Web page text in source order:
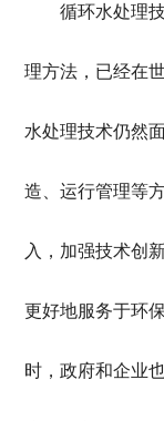
循环水处理技
理方法，已经在
水处理技术仍然
造、运行管理等
入，加强技术创
更好地服务于环
时，政府和企业